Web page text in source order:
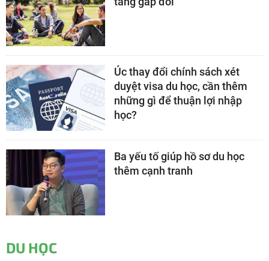
Úc thay đổi chính sách xét
duyệt visa du học, cần thêm
những gì để thuận lợi nhập
học?
Ba yếu tố giúp hồ sơ du học
thêm cạnh tranh
DU HỌC